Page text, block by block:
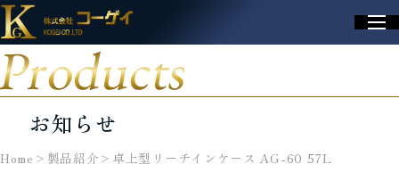
お知らせ
Home > 製品紹介 > 卓上型リーチインケース AG-60 57L